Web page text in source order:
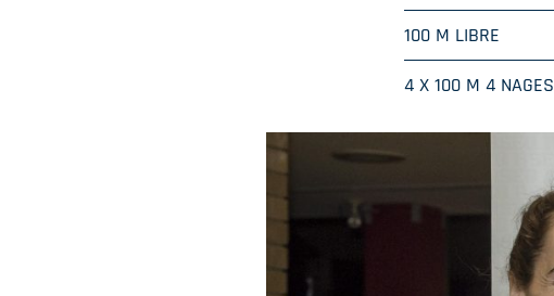
100 M LIBRE
4 X 100 M 4 NAGES